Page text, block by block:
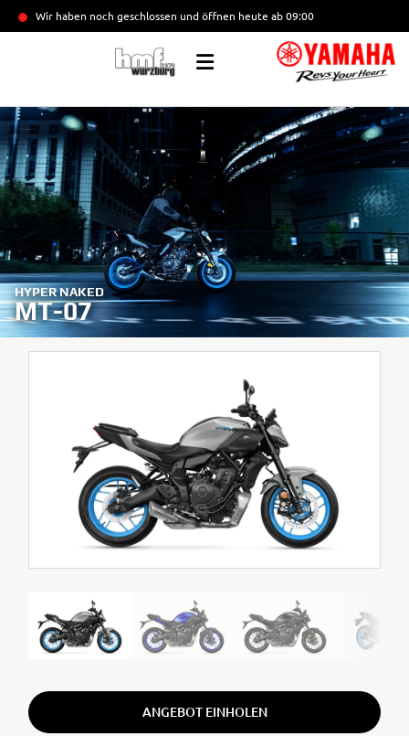
Wir haben noch geschlossen und öffnen heute ab 09:00
HYPER NAKED
MT-07
ANGEBOT EINHOLEN